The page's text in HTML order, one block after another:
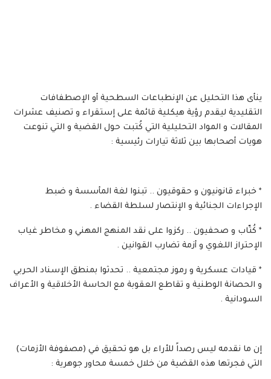
ينأى هذا التحليل عن الإنطباعات السطحية أو الإصطفافات
التقليدية ليقدم رؤية هيكلية قائمة على إستقراء و تصنيف عشرات
المقالات و المواد التحليلية التي كُتبت حول القضية و التي تنوعت
هويات أصحابها بين ثلاثة تيارات رئيسية :
* خبراء قانونيون و حقوقيون .. تبنوا لغة المأسسة و ضبط
الإجراءات الجنائية و الإنتصار لسلطة القضاء .
* كُتّاب و صحفيون .. ركزوا على نقد المنهج المهني و مخاطر غياب
الإحتراز اللغوي و أزمة تضارب القوانين .
* قيادات عسكرية و رموز مجتمعية .. تحدثوا بمنطق الإسناد الحربي
و الحصانة الوطنية و تقاطع العقوبة مع الحاسة الأخلاقية و الأعراف
السودانية .
إن ما نقدمه ليس رصداً للأراء بل هو تحقيق في (مصفوفة الأزمات)
التي فجرتها هذه القضية من خلال خمسة محاور جوهرية :